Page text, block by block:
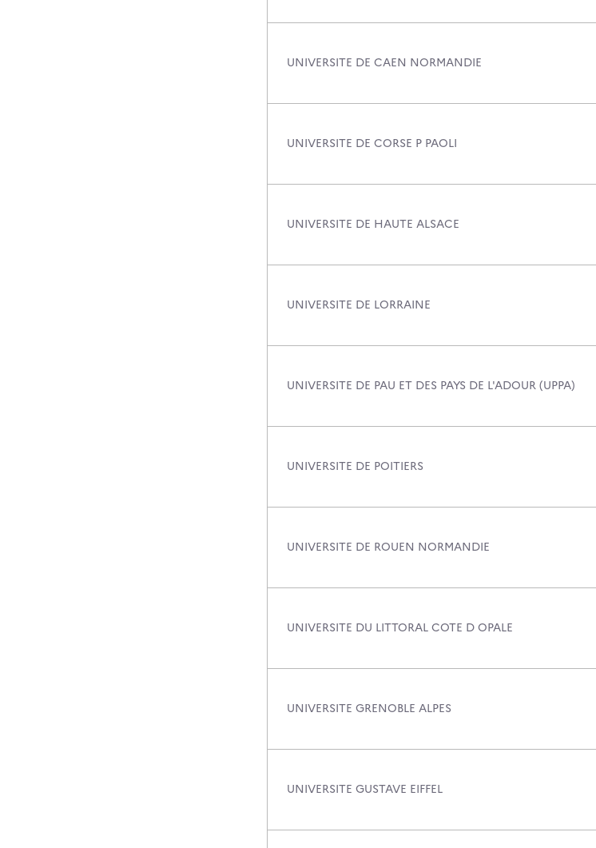
UNIVERSITE DE CAEN NORMANDIE
UNIVERSITE DE CORSE P PAOLI
UNIVERSITE DE HAUTE ALSACE
UNIVERSITE DE LORRAINE
UNIVERSITE DE PAU ET DES PAYS DE L'ADOUR (UPPA)
UNIVERSITE DE POITIERS
UNIVERSITE DE ROUEN NORMANDIE
UNIVERSITE DU LITTORAL COTE D OPALE
UNIVERSITE GRENOBLE ALPES
UNIVERSITE GUSTAVE EIFFEL